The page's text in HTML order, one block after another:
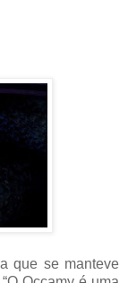
que se manteve